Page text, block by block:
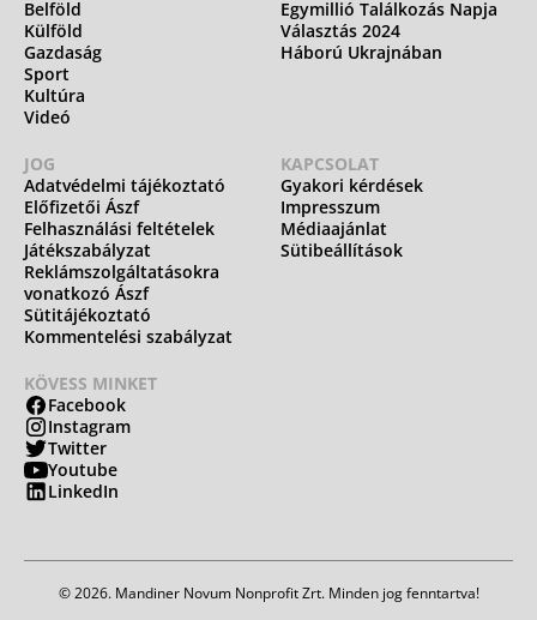
Belföld
Külföld
Gazdaság
Sport
Kultúra
Videó
Egymillió Találkozás Napja
Választás 2024
Háború Ukrajnában
JOG
Adatvédelmi tájékoztató
Előfizetői Ászf
Felhasználási feltételek
Játékszabályzat
Reklámszolgáltatásokra
vonatkozó Ászf
Sütitájékoztató
Kommentelési szabályzat
KAPCSOLAT
Gyakori kérdések
Impresszum
Médiaajánlat
Sütibeállítások
KÖVESS MINKET
Facebook
Instagram
Twitter
Youtube
LinkedIn
© 2026. Mandiner Novum Nonprofit Zrt. Minden jog fenntartva!